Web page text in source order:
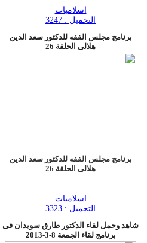
اسلاميات
التحميل : 3247
برنامج مجلس الفقه للدكتور سعد الدين
هلالى الحلقة 26
برنامج مجلس الفقه للدكتور سعد الدين
هلالى الحلقة 26
اسلاميات
التحميل : 3323
شاهد وحمل لقاء الدكتور طارق سويدان فى
برنامج لقاء الجمعة 8-3-2013